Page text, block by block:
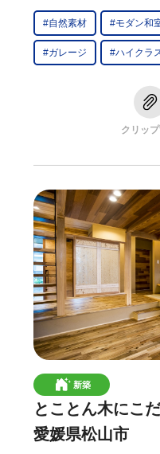
#自然素材 #モダン和
#ガレージ #ハイクラ
クリッ
新築
とことん木にこ
愛媛県松山市